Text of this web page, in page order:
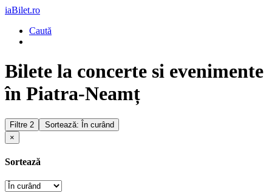
iaBilet.ro
Caută
Bilete la concerte si evenimente
în Piatra-Neamț
Filtre 2
Sortează: În curând
×
Sortează